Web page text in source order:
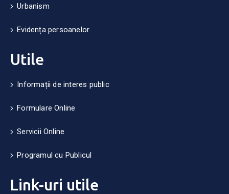
Urbanism
Evidența persoanelor
Utile
Informații de interes public
Formulare Online
Servicii Online
Programul cu Publicul
Link-uri utile